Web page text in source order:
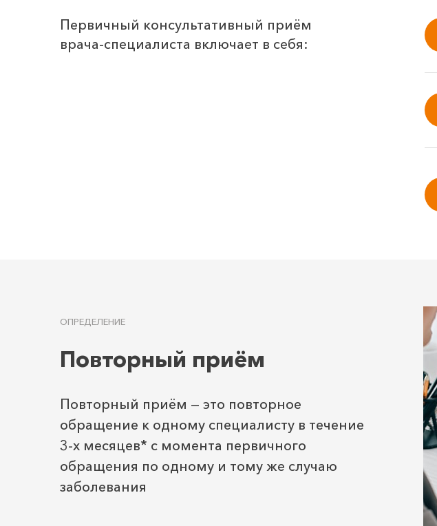
Первичный консультативный приём
врача-специалиста включает в себя:
ОПРЕДЕЛЕНИЕ
Повторный приём
Повторный приём — это повторное
обращение к одному специалисту в течение
3-х месяцев* с момента первичного
обращения по одному и тому же случаю
заболевания